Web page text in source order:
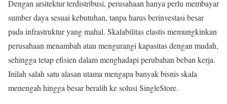
Dengan arsitektur terdistribusi, perusahaan hanya perlu membayar
sumber daya sesuai kebutuhan, tanpa harus berinvestasi besar
pada infrastruktur yang mahal. Skalabilitas elastis memungkinkan
perusahaan menambah atau mengurangi kapasitas dengan mudah,
sehingga tetap efisien dalam menghadapi perubahan beban kerja.
Inilah salah satu alasan utama mengapa banyak bisnis skala
menengah hingga besar beralih ke solusi SingleStore.